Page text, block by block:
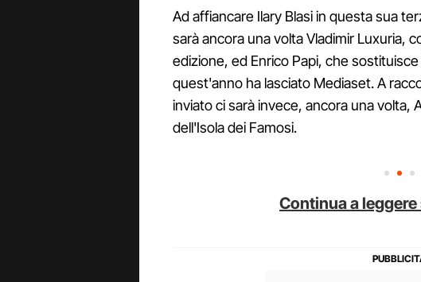
Ad affiancare Ilary Blasi in questa sua
sarà ancora una volta Vladimir Luxuria,
edizione, ed Enrico Papi, che
quest'anno ha lasciato Mediaset. A
inviato ci sarà invece, ancora una volta,
dell'Isola dei Famosi.
Continua a